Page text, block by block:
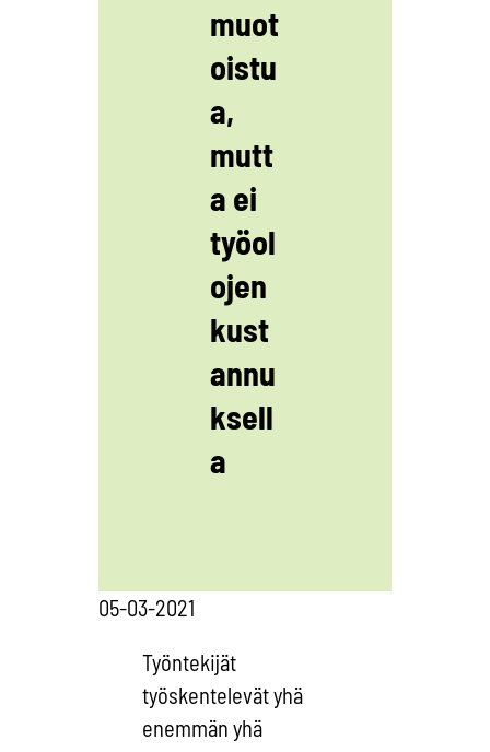
muot
oistu
a,
mutt
a ei
työol
ojen
kust
annu
ksell
a
05-03-2021
Työntekijät
työskentelevät yhä
enemmän yhä